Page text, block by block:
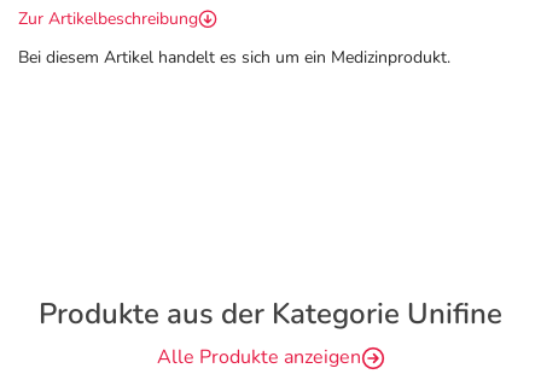
Zur Artikelbeschreibung
Bei diesem Artikel handelt es sich um ein Medizinprodukt.
Produkte aus der Kategorie Unifine
Alle Produkte anzeigen